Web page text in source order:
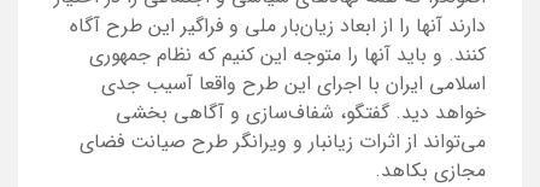
دارند آنها را از ابعاد زیان‌بار ملی و فراگیر این طرح آگاه
کنند. و باید آنها را متوجه این کنیم که نظام جمهوری
اسلامی ایران با اجرای این طرح واقعا آسیب جدی
خواهد دید. گفتگو، شفاف‌سازی و آگاهی بخشی
می‌تواند از اثرات زیانبار و ویرانگر طرح صیانت فضای
مجازی بکاهد.